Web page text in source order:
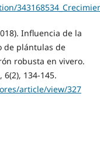
Influencia de la
de plántulas de
robusta en vivero.
6(2), 134-145.
article/view/327